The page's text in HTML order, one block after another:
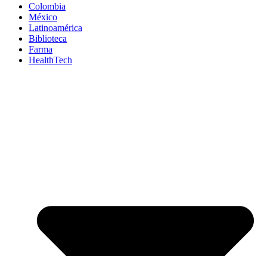
Colombia
México
Latinoamérica
Biblioteca
Farma
HealthTech